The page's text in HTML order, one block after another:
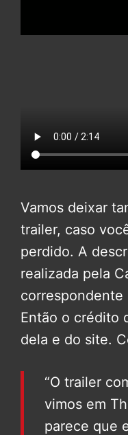
Vamos deixar
trailer, caso
perdido. A
realizada pela
correspondente
Então o crédito
dela e do site.
“O trailer
vimos em
parece que